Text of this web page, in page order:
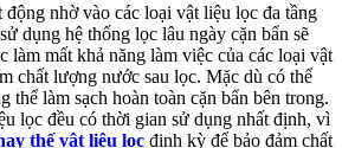
nhờ vào các loại vật liệu lọc đa tầng
dụng hệ thống lọc lâu ngày cặn bẩn sẽ
làm mất khả năng làm việc của các loại vật
chất lượng nước sau lọc. Mặc dù có thể
thể làm sạch hoàn toàn cặn bẩn bên trong.
lọc đều có thời gian sử dụng nhất định, vì
thế vật liệu lọc định kỳ để bảo đảm chất